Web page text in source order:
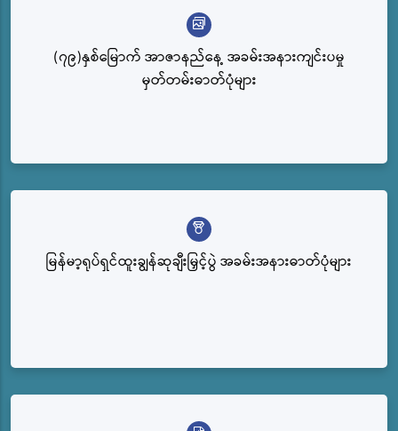
(၇၉)နှစ်မြောက် အာဇာနည်နေ့ အခမ်းအနားကျင်းပမှု
မှတ်တမ်းဓာတ်ပုံများ
မြန်မာ့ရုပ်ရှင်ထူးချွန်ဆုချီးမြှင့်ပွဲ အခမ်းအနားဓာတ်ပုံများ